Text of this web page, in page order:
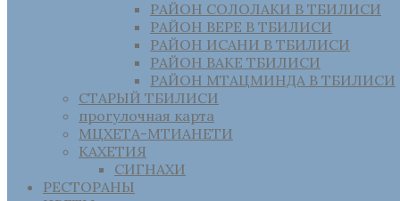
РАЙОН СОЛОЛАКИ В ТБИЛИСИ
РАЙОН ВЕРЕ В ТБИЛИСИ
РАЙОН ИСАНИ В ТБИЛИСИ
РАЙОН ВАКЕ ТБИЛИСИ
РАЙОН МТАЦМИНДА В ТБИЛИСИ
СТАРЫЙ ТБИЛИСИ
прогулочная карта
МЦХЕТА-МТИАНЕТИ
КАХЕТИЯ
СИГНАХИ
РЕСТОРАНЫ